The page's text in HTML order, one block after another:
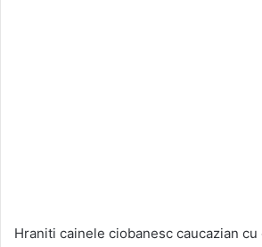
Hraniti cainele ciobanesc caucazian